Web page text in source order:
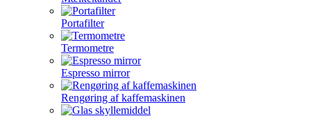
Portafilter
Termometre
Espresso mirror
Rengøring af kaffemaskinen